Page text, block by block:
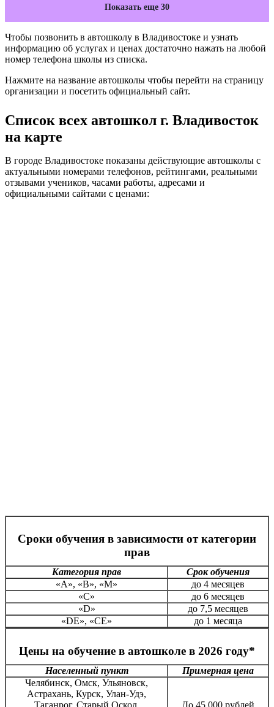
Показать еще 30
Чтобы позвонить в автошколу в Владивостоке и узнать
информацию об услугах и ценах достаточно нажать на любой
номер телефона школы из списка.
Нажмите на название автошколы чтобы перейти на страницу
организации и посетить официальный сайт.
Список всех автошкол г. Владивосток
на карте
В городе Владивостоке показаны действующие автошколы с
актуальными номерами телефонов, рейтингами, реальными
отзывами учеников, часами работы, адресами и
официальными сайтами с ценами:
Сроки обучения в зависимости от категории
прав
Категория прав
Срок обучения
«А», «В», «М»
до 4 месяцев
«С»
до 6 месяцев
«D»
до 7,5 месяцев
«DE», «CE»
до 1 месяца
Цены на обучение в автошколе в 2026 году*
Населенный пункт
Примерная цена
Челябинск, Омск, Ульяновск,
Астрахань, Курск, Улан-Удэ,
Таганрог, Старый Оскол,
До 45 000 рублей